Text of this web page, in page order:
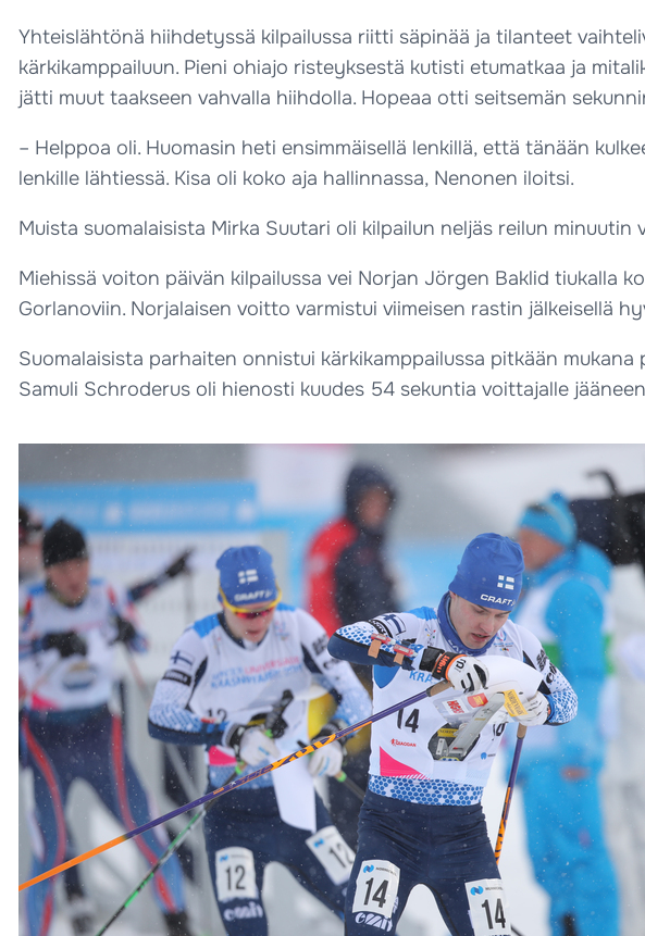
Yhteislähtönä hiihdetyssä kilpailussa riitti säpinää ja tilanteet
kärkikamppailuun. Pieni ohiajo risteyksestä kutisti etumatkaa ja
jätti muut taakseen vahvalla hiihdolla. Hopeaa otti seitsemän
– Helppoa oli. Huomasin heti ensimmäisellä lenkillä, että tänään
lenkille lähtiessä. Kisa oli koko aja hallinnassa, Nenonen iloitsi.
Muista suomalaisista Mirka Suutari oli kilpailun neljäs reilun
Miehissä voiton päivän kilpailussa vei Norjan Jörgen Baklid tiukalla
Gorlanoviin. Norjalaisen voitto varmistui viimeisen rastin jälkeisellä
Suomalaisista parhaiten onnistui kärkikamppailussa pitkään
Samuli Schroderus oli hienosti kuudes 54 sekuntia voittajalle